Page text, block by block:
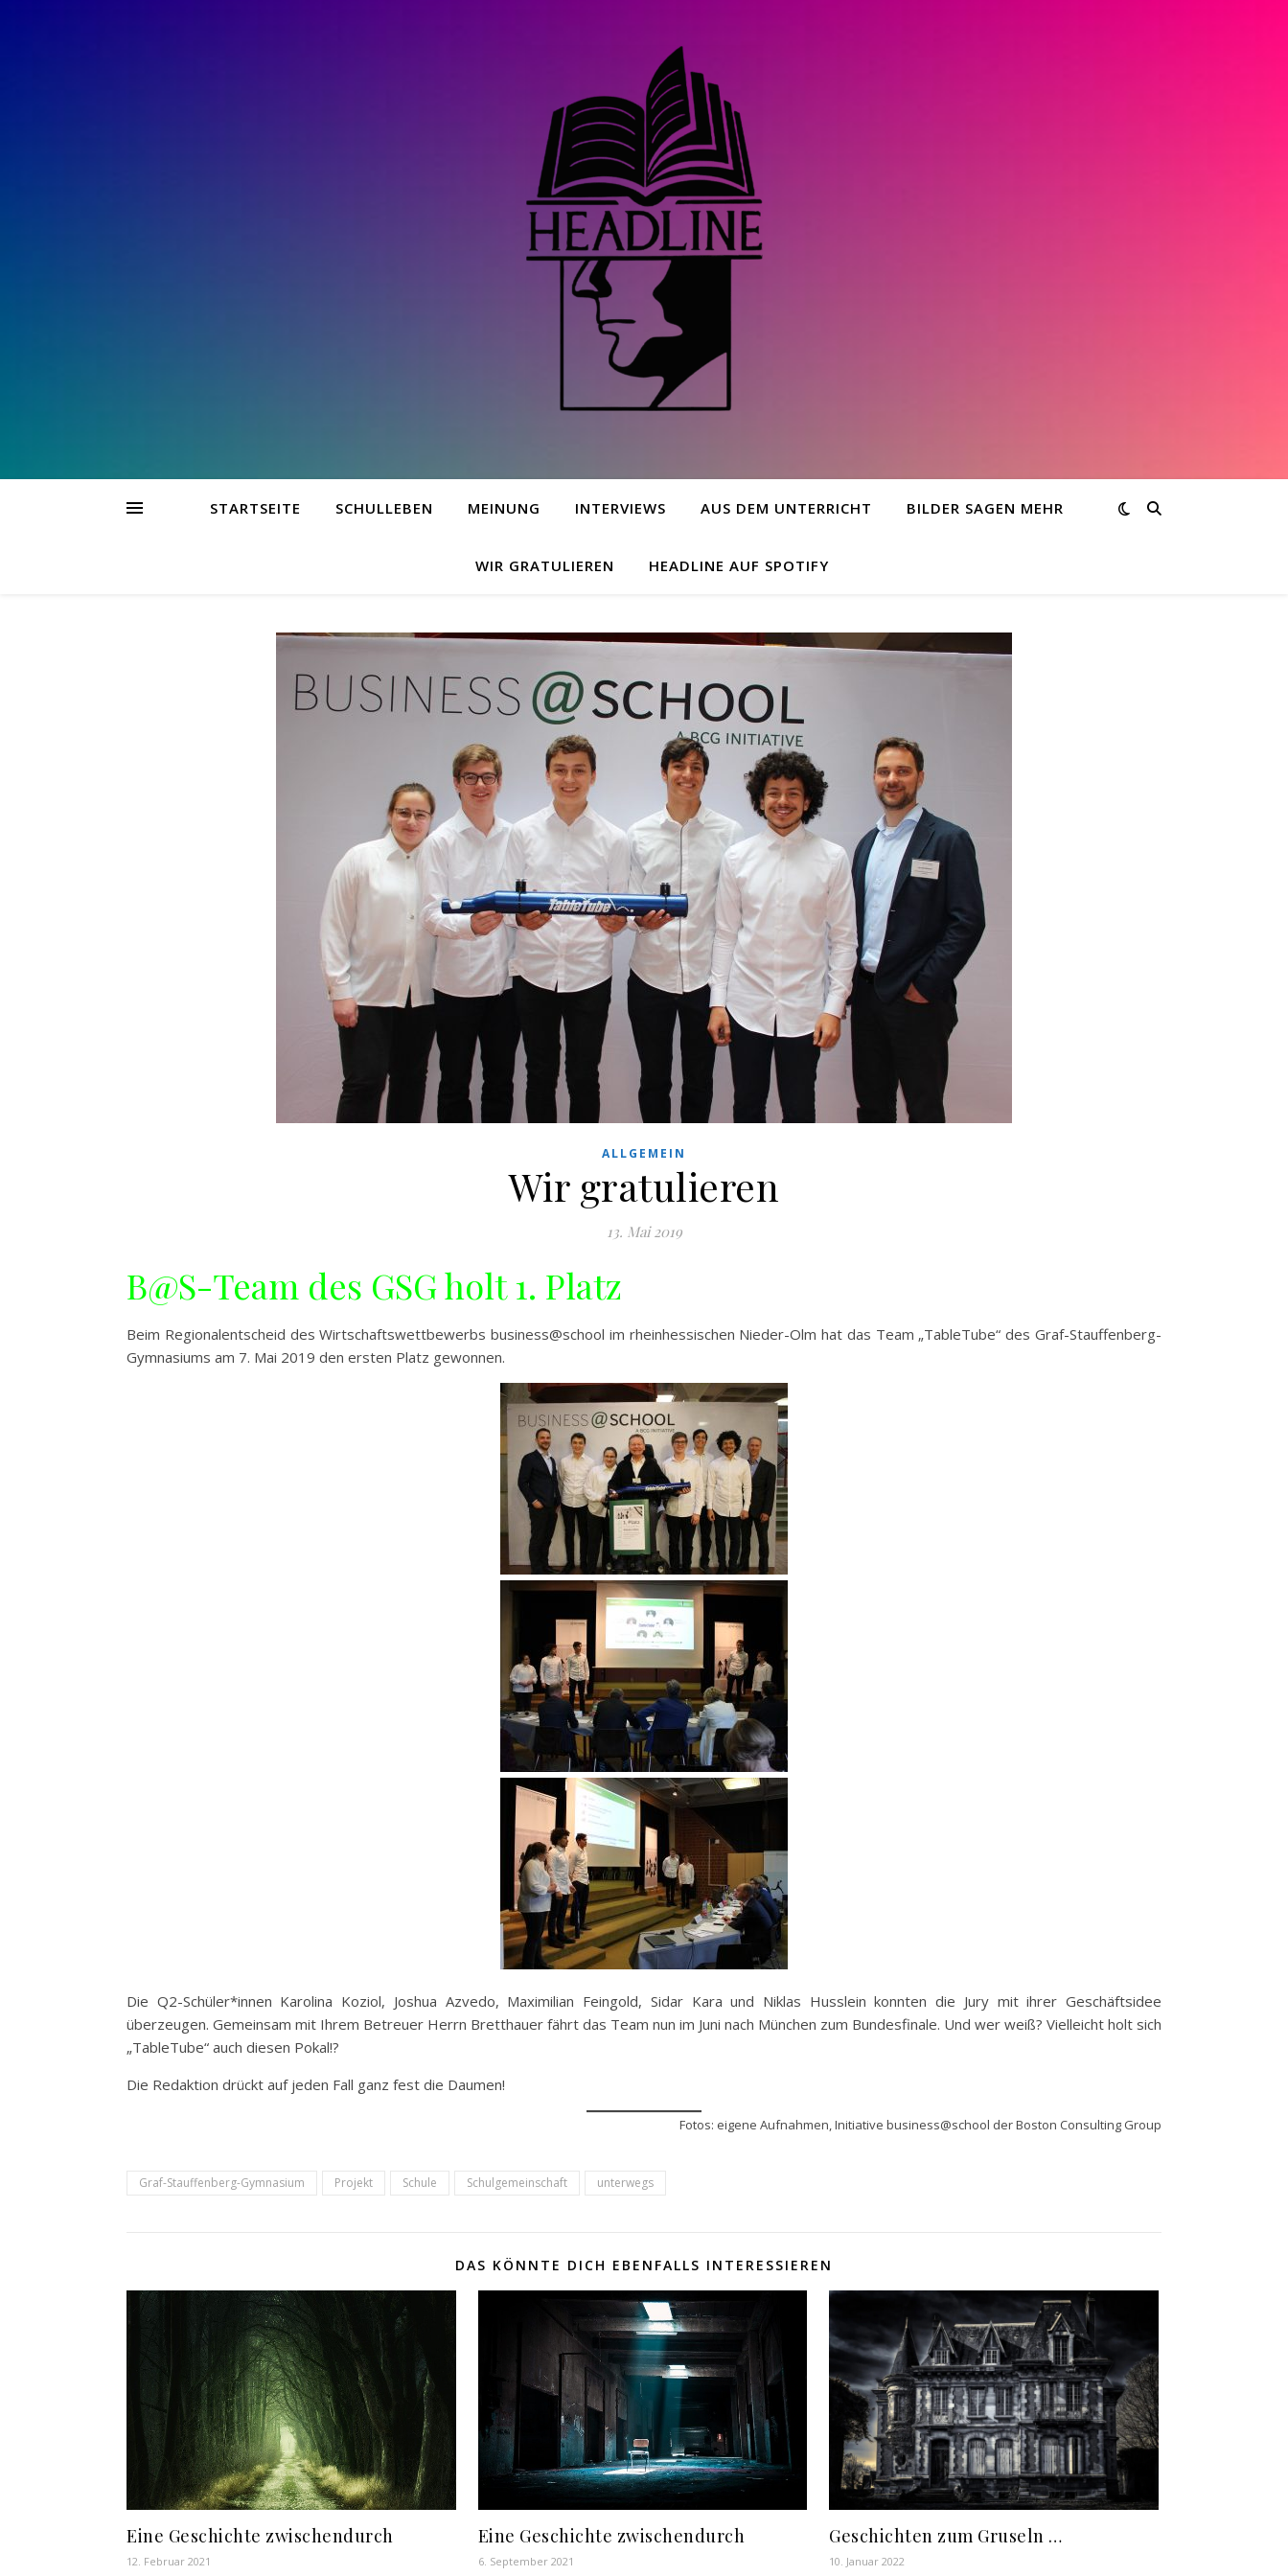
STARTSEITE SCHULLEBEN MEINUNG INTERVIEWS AUS DEM UNTERRICHT BILDER SAGEN MEHR
WIR GRATULIEREN HEADLINE AUF SPOTIFY
ALLGEMEIN
Wir gratulieren
13. Mai 2019
B@S-Team des GSG holt 1. Platz
Beim Regionalentscheid des Wirtschaftswettbewerbs business@school im rheinhessischen Nieder-Olm hat das Team „TableTube“ des Graf-Stauffenberg-
Gymnasiums am 7. Mai 2019 den ersten Platz gewonnen.
Die Q2-Schüler*innen Karolina Koziol, Joshua Azvedo, Maximilian Feingold, Sidar Kara und Niklas Husslein konnten die Jury mit ihrer Geschäftsidee
überzeugen. Gemeinsam mit Ihrem Betreuer Herrn Bretthauer fährt das Team nun im Juni nach München zum Bundesfinale. Und wer weiß? Vielleicht holt sich
„TableTube“ auch diesen Pokal!?
Die Redaktion drückt auf jeden Fall ganz fest die Daumen!
Fotos: eigene Aufnahmen, Initiative business@school der Boston Consulting Group
Graf-Stauffenberg-Gymnasium Projekt Schule Schulgemeinschaft unterwegs
DAS KÖNNTE DICH EBENFALLS INTERESSIEREN
Eine Geschichte zwischendurch
12. Februar 2021
Eine Geschichte zwischendurch
6. September 2021
Geschichten zum Gruseln …
10. Januar 2022